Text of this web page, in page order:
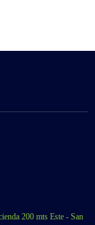
200 mts Este - San